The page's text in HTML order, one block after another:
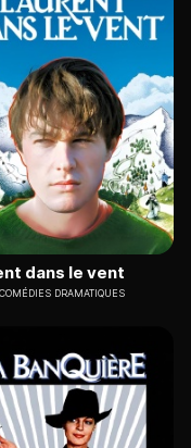
dans le vent
COMÉDIES DRAMATIQUES